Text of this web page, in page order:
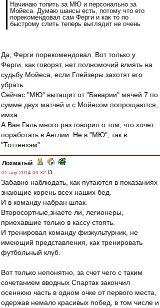
Начинаю топить за МЮ и персонально за
Мойеса. Думаю шансы есть, потому что его
порекомендовал сам Ферги и как то по
быстрому слить теперь выглядит не очень
Да, Ферги порекомендовал. Вот только у
Ферги, как говорят, нет полномочий влиять на
судьбу Мойеса, если Глейзеры захотят его
убрать.
Сейчас "МЮ" вытащит от "Баварии" мячей 7 по
сумме двух матчей и с Мойесом попрощаются,
имха.
А Ван Галь много раз говорил о том, что хочет
поработать в Англии. Не в "МЮ", так в
"Тоттенхэм".
Лохматый -
01 апр 2014 09:32
Забавно наблюдать, как путаются в показаниях
знающие корень всех наших бед.
И в команду набран шлак.
Второсортные,знаете ли, легионеры,
приехавшие только в кассу стоять.
И тренировал команду физкультурник, не
имеющий представления, как тренировать
футбольный клуб.
Вот только непонятно, за счет чего с таким
сочетанием вводных Спартак закончил
осеннюю часть в одном очке от первого места,
одержав немало красивых побед, в том числе и